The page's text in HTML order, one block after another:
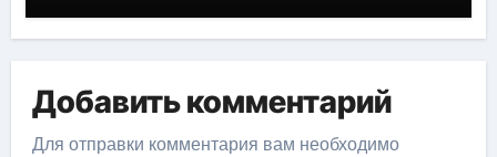
огромным вкладом в развитие
исторической науки
Добавить комментарий
Для отправки комментария вам необходимо